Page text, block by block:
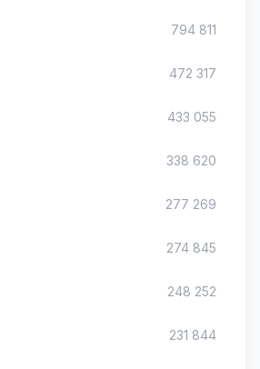
794 811
472 317
433 055
338 620
277 269
274 845
248 252
231 844